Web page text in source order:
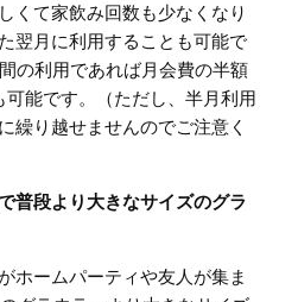
くて家飲み回数も少なくなり
翌月に利用することも可能で
の利用であれば月会費の半額
能です。（ただし、半月利用
繰り越せませんのでご注意く
普段より大きなサイズのグラ
ホームパーティや友人が集ま